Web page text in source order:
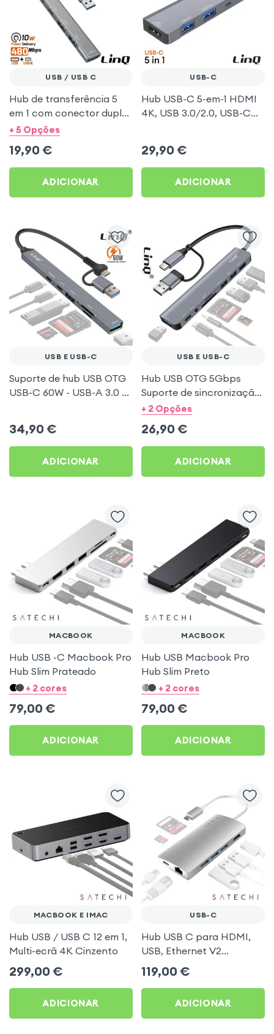
USB / USB C
Hub de transferência 5
em 1 com conector duplo
USB-C e USB ultra slim -
+ 5 Opções
19,90 €
ADICIONAR
USB-C
Hub USB-C 5-em-1 HDMI
4K, USB 3.0/2.0, USB-C
29,90 €
ADICIONAR
USB E USB-C
Suporte de hub USB OTG
USB-C 60W - USB-A 3.0 5
34,90 €
ADICIONAR
USB E USB-C
Hub USB OTG 5Gbps
Suporte de sincronização
+ Leitor SD/TF e ficha de
+ 2 Opções
26,90 €
ADICIONAR
MACBOOK
Hub USB -C Macbook Pro
Hub Slim Prateado
+ 2 cores
79,00 €
ADICIONAR
MACBOOK
Hub USB Macbook Pro
Hub Slim Preto
+ 2 cores
79,00 €
ADICIONAR
MACBOOK E IMAC
Hub USB / USB C 12 em 1,
Multi-ecrã 4K Cinzento
299,00 €
ADICIONAR
USB-C
Hub USB C para HDMI,
USB, Ethernet V2
Prateado
119,00 €
ADICIONAR